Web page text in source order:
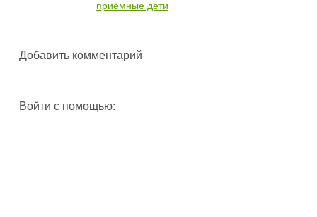
приёмные дети
Добавить комментарий
Войти с помощью: